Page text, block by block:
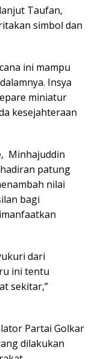
Taufan,
simbol dan
ini mampu
Insya
miniatur
kesejahteraan
Minhajuddin
patung
nilai
bagi
dari
ini tentu
sekitar,”
Partai Golkar
dilakukan